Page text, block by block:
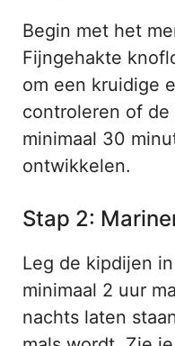
Begin met het
Fijngehakte
om een kruidige
controleren of de
minimaal 30
ontwikkelen.
Stap 2:
Leg de kipdijen
minimaal 2 uur
nachts laten